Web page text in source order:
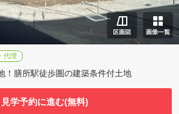
代理
！膳所駅徒歩圏の建築条件付土地
見学予約に進む(無料)